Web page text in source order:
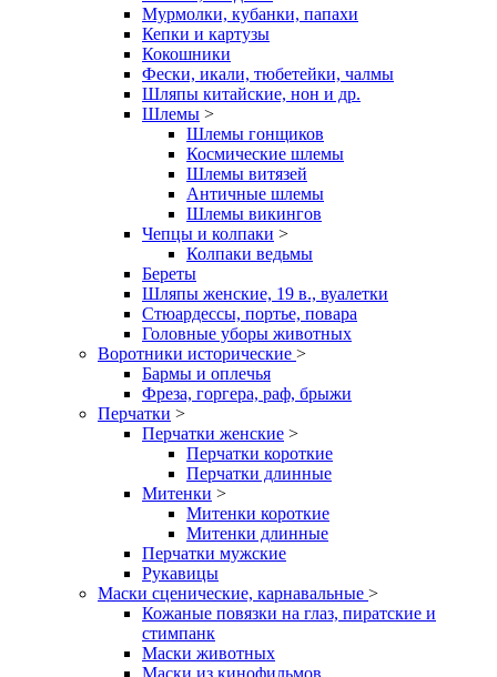
Мурмолки, кубанки, папахи
Кепки и картузы
Кокошники
Фески, икали, тюбетейки, чалмы
Шляпы китайские, нон и др.
Шлемы >
Шлемы гонщиков
Космические шлемы
Шлемы витязей
Античные шлемы
Шлемы викингов
Чепцы и колпаки >
Колпаки ведьмы
Береты
Шляпы женские, 19 в., вуалетки
Стюардессы, портье, повара
Головные уборы животных
Воротники исторические >
Бармы и оплечья
Фреза, горгера, раф, брыжи
Перчатки >
Перчатки женские >
Перчатки короткие
Перчатки длинные
Митенки >
Митенки короткие
Митенки длинные
Перчатки мужские
Рукавицы
Маски сценические, карнавальные >
Кожаные повязки на глаз, пиратские и
стимпанк
Маски животных
Маски из кинофильмов